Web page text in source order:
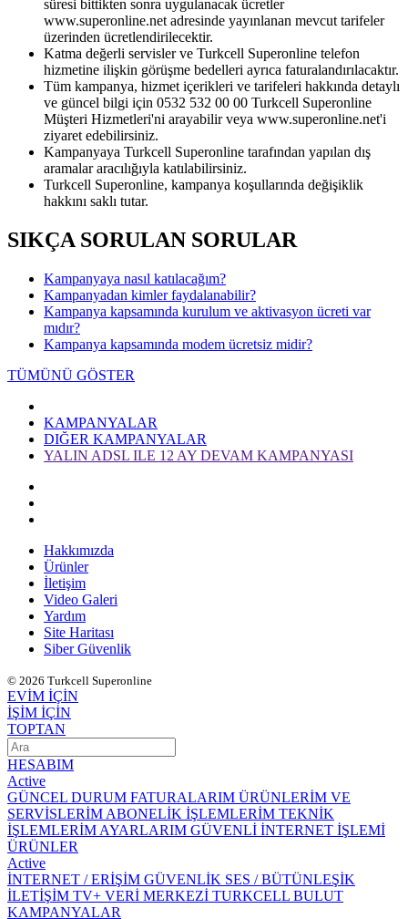
süresi bittikten sonra uygulanacak ücretler
www.superonline.net adresinde yayınlanan mevcut tarifeler
üzerinden ücretlendirilecektir.
Katma değerli servisler ve Turkcell Superonline telefon
hizmetine ilişkin görüşme bedelleri ayrıca faturalandırılacaktır.
Tüm kampanya, hizmet içerikleri ve tarifeleri hakkında detaylı
ve güncel bilgi için 0532 532 00 00 Turkcell Superonline
Müşteri Hizmetleri'ni arayabilir veya www.superonline.net'i
ziyaret edebilirsiniz.
Kampanyaya Turkcell Superonline tarafından yapılan dış
aramalar aracılığıyla katılabilirsiniz.
Turkcell Superonline, kampanya koşullarında değişiklik
hakkını saklı tutar.
SIKÇA SORULAN SORULAR
Kampanyaya nasıl katılacağım?
Kampanyadan kimler faydalanabilir?
Kampanya kapsamında kurulum ve aktivasyon ücreti var
mıdır?
Kampanya kapsamında modem ücretsiz midir?
TÜMÜNÜ GÖSTER
KAMPANYALAR
DIĞER KAMPANYALAR
YALIN ADSL ILE 12 AY DEVAM KAMPANYASI
Hakkımızda
Ürünler
İletişim
Video Galeri
Yardım
Site Haritası
Siber Güvenlik
© 2026 Turkcell Superonline
EVİM İÇİN
İŞİM İÇİN
TOPTAN
HESABIM
Active
GÜNCEL DURUM FATURALARIM ÜRÜNLERİM VE
SERVİSLERİM ABONELİK İŞLEMLERİM TEKNİK
İŞLEMLERİM AYARLARIM GÜVENLİ İNTERNET İŞLEMİ
ÜRÜNLER
Active
İNTERNET / ERİŞİM GÜVENLİK SES / BÜTÜNLEŞİK
İLETİŞİM TV+ VERİ MERKEZİ TURKCELL BULUT
KAMPANYALAR